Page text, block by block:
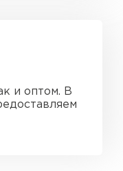
и оптом. В